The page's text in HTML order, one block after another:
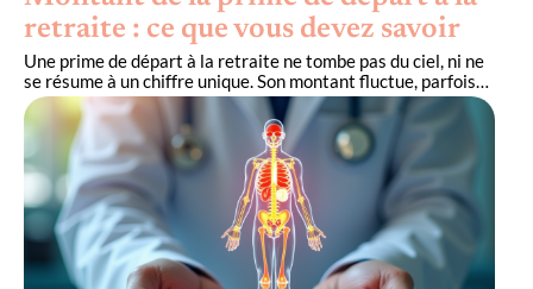
retraite : ce que vous devez savoir
Une prime de départ à la retraite ne tombe pas du ciel, ni ne
se résume à un chiffre unique. Son montant fluctue, parfois…